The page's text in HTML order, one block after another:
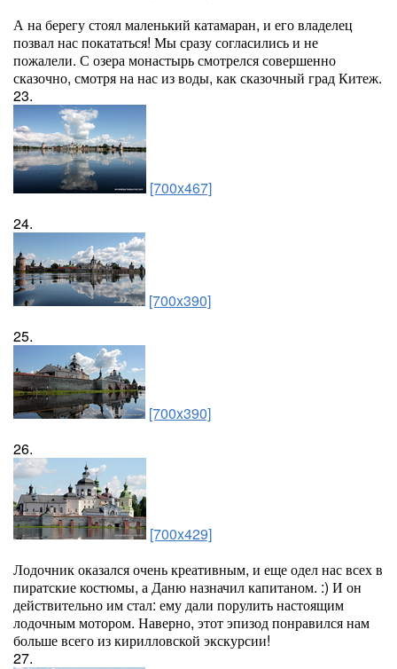
А на берегу стоял маленький катамаран, и его владелец
позвал нас покататься! Мы сразу согласились и не
пожалели. С озера монастырь смотрелся совершенно
сказочно, смотря на нас из воды, как сказочный град Китеж.
23.
[700x467]
24.
[700x390]
25.
[700x390]
26.
[700x429]
Лодочник оказался очень креативным, и еще одел нас всех в
пиратские костюмы, а Даню назначил капитаном. :) И он
действительно им стал: ему дали порулить настоящим
лодочным мотором. Наверно, этот эпизод понравился нам
больше всего из кирилловской экскурсии!
27.